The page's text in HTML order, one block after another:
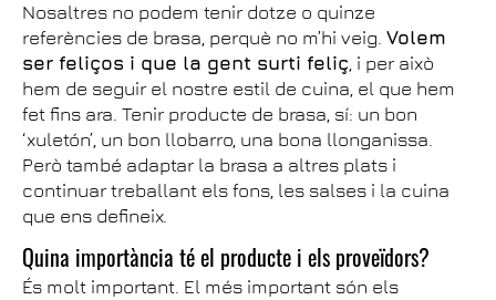
Nosaltres no podem tenir dotze o quinze
referències de brasa, perquè no m’hi veig. Volem
ser feliços i que la gent surti feliç, i per això
hem de seguir el nostre estil de cuina, el que hem
fet fins ara. Tenir producte de brasa, sí: un bon
‘xuletón’, un bon llobarro, una bona llonganissa.
Però també adaptar la brasa a altres plats i
continuar treballant els fons, les salses i la cuina
que ens defineix.
Quina importància té el producte i els proveïdors?
És molt important. El més important són els